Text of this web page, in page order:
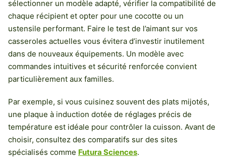
sélectionner un modèle adapté, vérifier la compatibilité de
chaque récipient et opter pour une cocotte ou un
ustensile performant. Faire le test de l’aimant sur vos
casseroles actuelles vous évitera d’investir inutilement
dans de nouveaux équipements. Un modèle avec
commandes intuitives et sécurité renforcée convient
particulièrement aux familles.
Par exemple, si vous cuisinez souvent des plats mijotés,
une plaque à induction dotée de réglages précis de
température est idéale pour contrôler la cuisson. Avant de
choisir, consultez des comparatifs sur des sites
spécialisés comme Futura Sciences.